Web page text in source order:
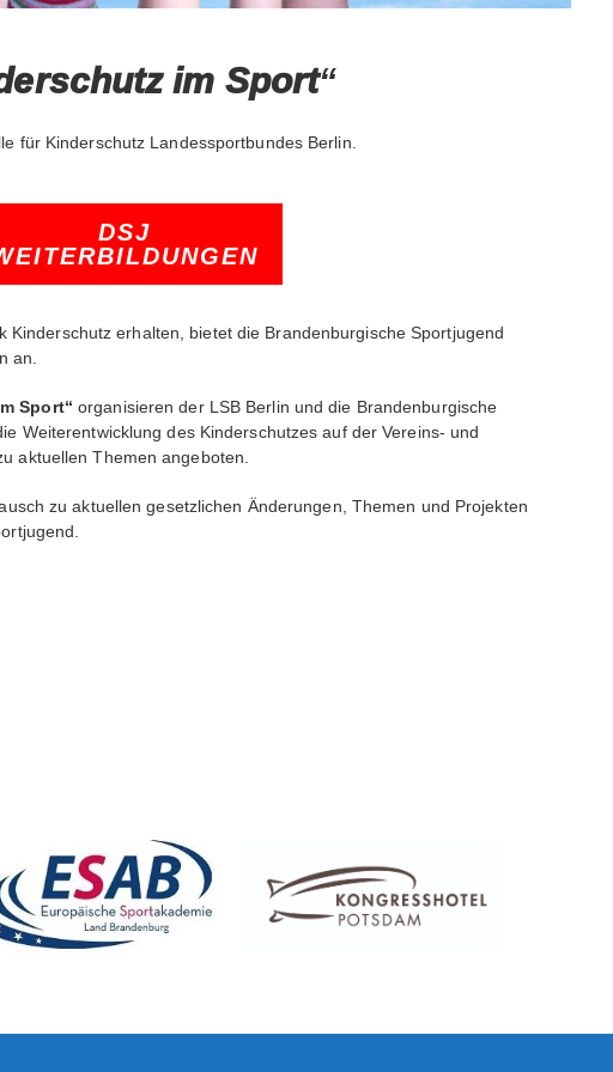
im Sport“
für Kinderschutz Landessportbundes Berlin.
DSJ
erhalten, bietet die Brandenburgische Sportjugend
an.
Sport“ organisieren der LSB Berlin und die Brandenburgische
Weiterentwicklung des Kinderschutzes auf der Vereins- und
aktuellen Themen angeboten.
zu aktuellen gesetzlichen Änderungen, Themen und Projekten